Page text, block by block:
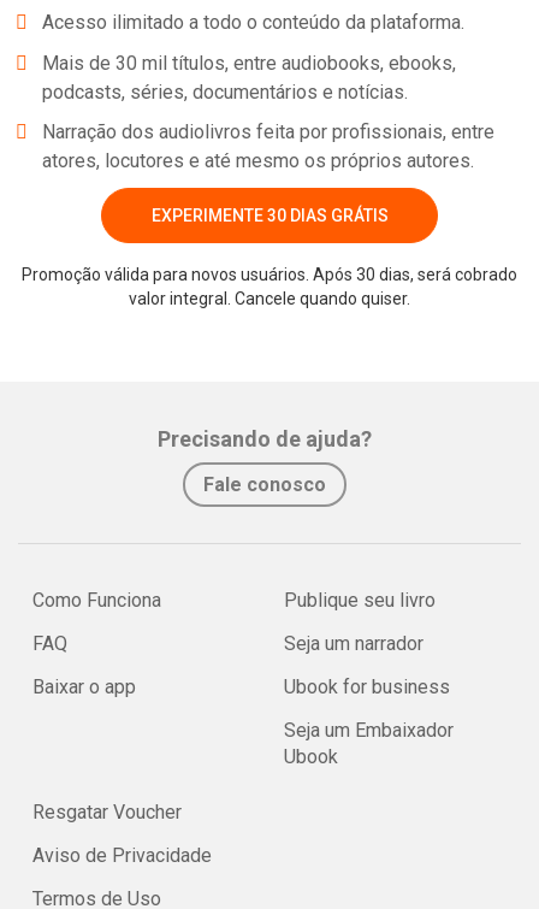
Acesso ilimitado a todo o conteúdo da plataforma.
Mais de 30 mil títulos, entre audiobooks, ebooks,
podcasts, séries, documentários e notícias.
Narração dos audiolivros feita por profissionais, entre
atores, locutores e até mesmo os próprios autores.
EXPERIMENTE 30 DIAS GRÁTIS
Promoção válida para novos usuários. Após 30 dias, será cobrado
valor integral. Cancele quando quiser.
Precisando de ajuda?
Fale conosco
Como Funciona
FAQ
Baixar o app
Publique seu livro
Seja um narrador
Ubook for business
Seja um Embaixador
Ubook
Resgatar Voucher
Aviso de Privacidade
Termos de Uso